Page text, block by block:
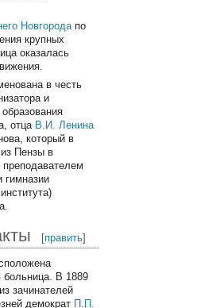
Новгородапо
крупных
оказалась
в честь
и
отца В.И. Ленина
который в
Пензы в
гимназии
[править]
больница. В 1889
зачинателей
демократ П.П.